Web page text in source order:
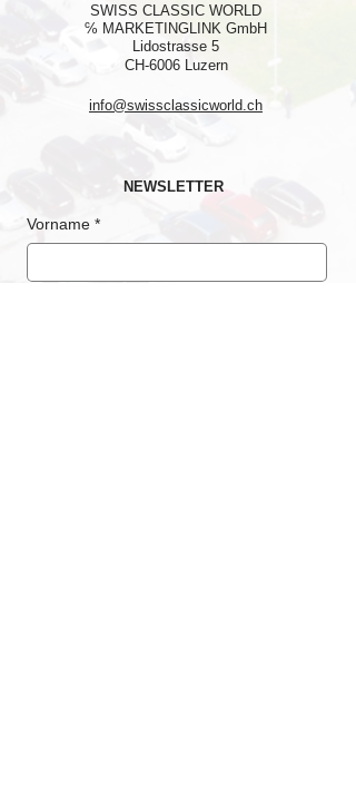
SWISS CLASSIC WORLD
℅ MARKETINGLINK GmbH
Lidostrasse 5
CH-6006 Luzern
info@swissclassicworld.ch
NEWSLETTER
Vorname *